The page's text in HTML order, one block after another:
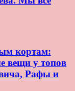
кортам:
вещи у топов
Рафы и